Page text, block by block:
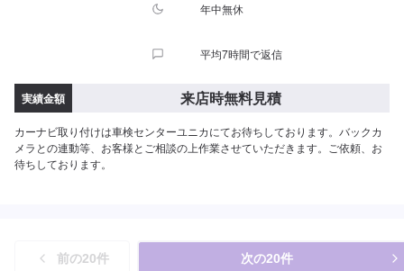
年中無休
平均7時間で返信
実績金額 来店時無料見積
カーナビ取り付けは車検センターユニカにてお待ちしております。バックカ
メラとの連動等、お客様とご相談の上作業させていただきます。ご依頼、お
待ちしております。
前の20件 次の20件